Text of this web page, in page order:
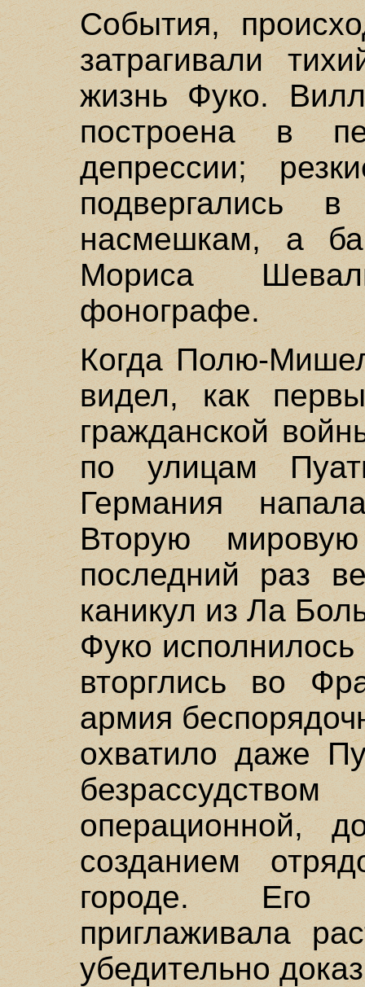
События,
затрагивали
жизнь Фуко.
построена в
депрессии;
подвергались
насмешкам, а
Мориса
фонографе.
Когда Полю-
видел, как
гражданской
по улицам
Германия
Вторую
последний раз
каникул из Ла
Фуко
вторглись во
армия
охватило даже
операционной,
созданием
городе. Его
приглаживала
убедительно